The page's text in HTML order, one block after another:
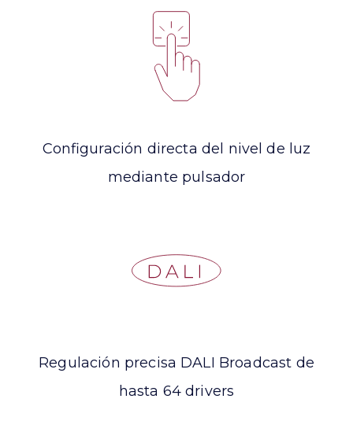
Configuración directa del nivel de luz
mediante pulsador
Regulación precisa DALI Broadcast de
hasta 64 drivers